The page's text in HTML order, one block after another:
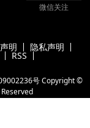
微信关注
明 隐私声明
RSS
号Copyright ©